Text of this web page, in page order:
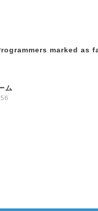
marked as
ム